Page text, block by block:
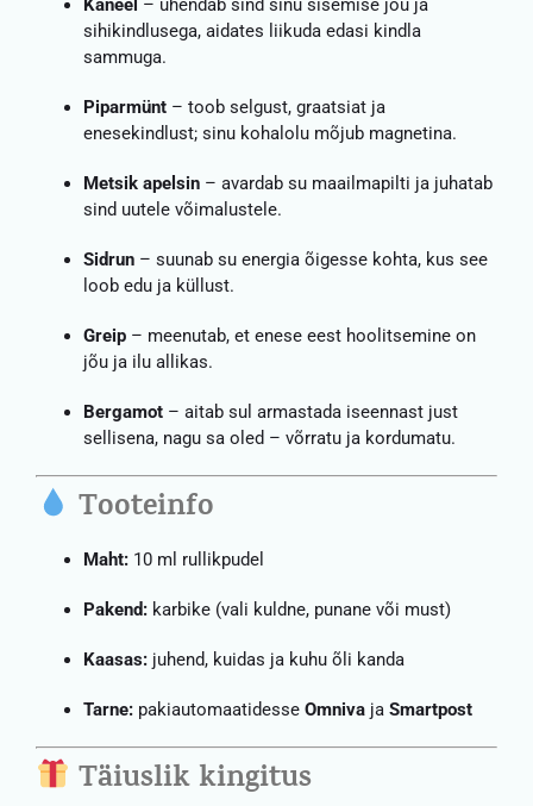
Kaneel – ühendab sind sinu sisemise jõu ja
sihikindlusega, aidates liikuda edasi kindla
sammuga.
Piparmünt – toob selgust, graatsiat ja
enesekindlust; sinu kohalolu mõjub magnetina.
Metsik apelsin – avardab su maailmapilti ja juhatab
sind uutele võimalustele.
Sidrun – suunab su energia õigesse kohta, kus see
loob edu ja küllust.
Greip – meenutab, et enese eest hoolitsemine on
jõu ja ilu allikas.
Bergamot – aitab sul armastada iseennast just
sellisena, nagu sa oled – võrratu ja kordumatu.
Tooteinfo
Maht: 10 ml rullikpudel
Pakend: karbike (vali kuldne, punane või must)
Kaasas: juhend, kuidas ja kuhu õli kanda
Tarne: pakiautomaatidesse Omniva ja Smartpost
Täiuslik kingitus